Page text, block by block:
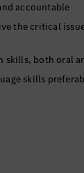
accountable
the critical
skills, both oral
skills